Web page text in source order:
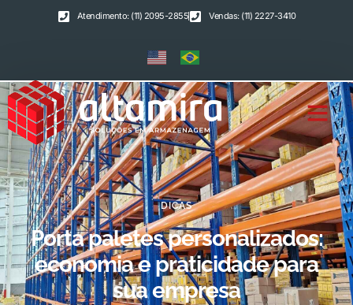
Atendimento: (11) 2095-2855 Vendas: (11) 2227-3410
DICAS
Porta paletes personalizados:
economia e praticidade para
sua empresa